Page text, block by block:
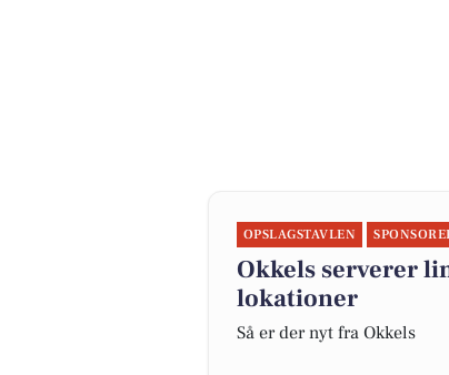
OPSLAGSTAVLEN
Okkels serverer
lokationer
Så er der nyt fra Okkels